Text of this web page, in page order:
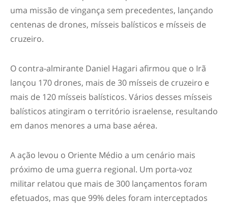
uma missão de vingança sem precedentes, lançando
centenas de drones, mísseis balísticos e mísseis de
cruzeiro.
O contra-almirante Daniel Hagari afirmou que o Irã
lançou 170 drones, mais de 30 mísseis de cruzeiro e
mais de 120 mísseis balísticos. Vários desses mísseis
balísticos atingiram o território israelense, resultando
em danos menores a uma base aérea.
A ação levou o Oriente Médio a um cenário mais
próximo de uma guerra regional. Um porta-voz
militar relatou que mais de 300 lançamentos foram
efetuados, mas que 99% deles foram interceptados